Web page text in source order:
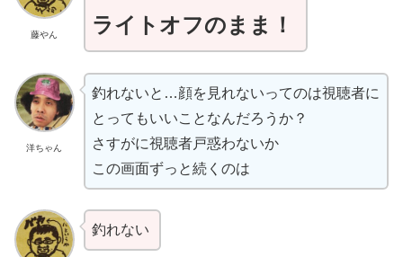
藤やん
ライトオフのまま！
洋ちゃん
釣れないと…顔を見れないってのは視聴者に
とってもいいことなんだろうか？
さすがに視聴者戸惑わないか
この画面ずっと続くのは
釣れない